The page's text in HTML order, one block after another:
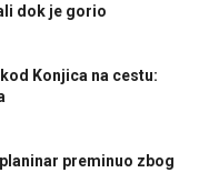
dok je gorio
Konjica na cestu:
preminuo zbog